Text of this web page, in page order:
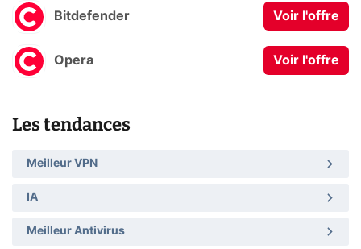
Bitdefender Voir l'offre
Opera Voir l'offre
Les tendances
Meilleur VPN
IA
Meilleur Antivirus